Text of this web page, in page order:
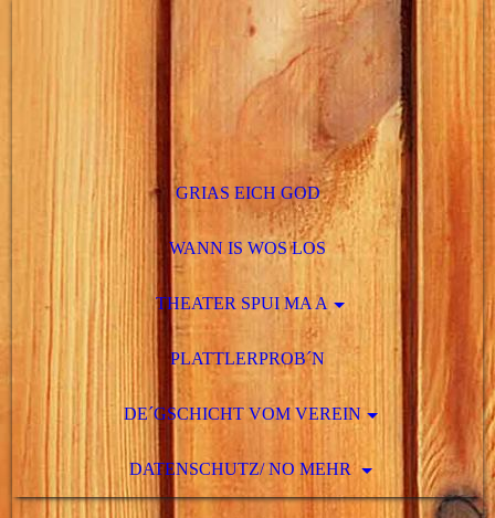
GRIAS EICH GOD
WANN IS WOS LOS
THEATER SPUI MA A
PLATTLERPROB´N
DE´GSCHICHT VOM VEREIN
DATENSCHUTZ/ NO MEHR